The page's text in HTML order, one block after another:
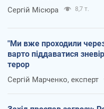
Сергій Місюра 8,7 т.
"Ми вже проходили через
варто піддаватися
терор
Сергій Марченко, експерт